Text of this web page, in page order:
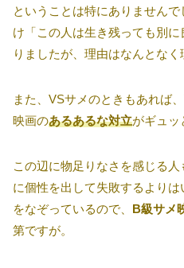
ということは特にありません
け「この人は生き残っても別
りましたが、理由はなんとなく
また、VSサメのときもあれば
映画のあるあるな対立がギュッ
この辺に物足りなさを感じる
に個性を出して失敗するより
をなぞっているので、 B級サメ
第ですが。